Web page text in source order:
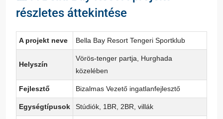
részletes áttekintése
A projekt neve Bella Bay Resort Tengeri Sportklub
Helyszín
Vörös-tenger partja, Hurghada
közelében
Fejlesztő Bizalmas Vezető ingatlanfejlesztő
Egységtípusok Stúdiók, 1BR, 2BR, villák